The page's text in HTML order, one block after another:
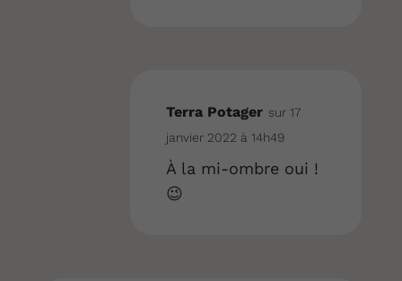
Terra Potager sur 17
janvier 2022 à 14h49
À la mi-ombre oui !
😉